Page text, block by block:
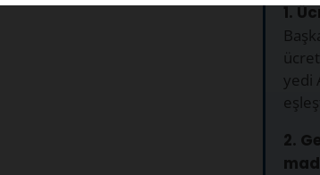
1.
yedi
2.